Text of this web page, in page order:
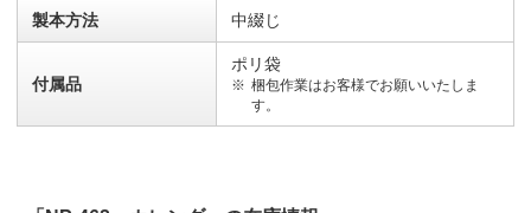
製本方法 中綴じ
付属品
ポリ袋
梱包作業はお客様でお願いいたしま
す。